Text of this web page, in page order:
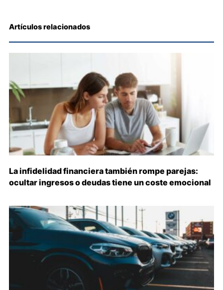
Artículos relacionados
La infidelidad financiera también rompe parejas:
ocultar ingresos o deudas tiene un coste emocional